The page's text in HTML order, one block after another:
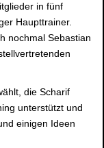
in fünf
Haupttrainer.
nochmal Sebastian
die Scharif
unterstützt und
einigen Ideen